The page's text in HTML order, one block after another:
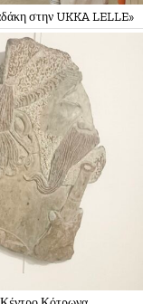
στην UKKA LELLE»